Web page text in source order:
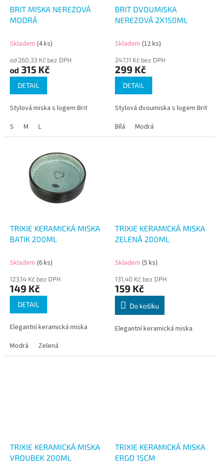
BRIT MISKA NEREZOVÁ
MODRÁ
Skladem (4 ks)
od 260,33 Kč bez DPH
od 315 Kč
DETAIL
Stylová miska s logem Brit
S
M L
BRIT DVOUMISKA
NEREZOVÁ 2X150ML
Skladem (12 ks)
247,11 Kč bez DPH
299 Kč
DETAIL
Stylová dvoumiska s logem Brit
Bílá
Modrá
TRIXIE KERAMICKÁ MISKA
BATIK 200ML
Skladem (6 ks)
123,14 Kč bez DPH
149 Kč
DETAIL
Elegantní keramická miska
Modrá
Zelená
TRIXIE KERAMICKÁ MISKA
ZELENÁ 200ML
Skladem (5 ks)
131,40 Kč bez DPH
159 Kč
Do košíku
Elegantní keramická miska
TRIXIE KERAMICKÁ MISKA
VROUBEK 200ML
TRIXIE KERAMICKÁ MISKA
ERGO 15CM